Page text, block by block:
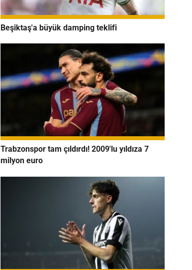
Beşiktaş'a büyük damping teklifi
Trabzonspor tam çıldırdı! 2009'lu yıldıza 7
milyon euro